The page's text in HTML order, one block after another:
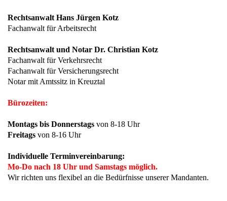
Rechtsanwalt Hans Jürgen Kotz
Fachanwalt für Arbeitsrecht
Rechtsanwalt und Notar Dr. Christian Kotz
Fachanwalt für Verkehrsrecht
Fachanwalt für Versicherungsrecht
Notar mit Amtssitz in Kreuztal
Bürozeiten:
Montags bis Donnerstags von 8-18 Uhr
Freitags von 8-16 Uhr
Individuelle Terminvereinbarung:
Mo-Do nach 18 Uhr und Samstags möglich.
Wir richten uns flexibel an die Bedürfnisse unserer Mandanten.